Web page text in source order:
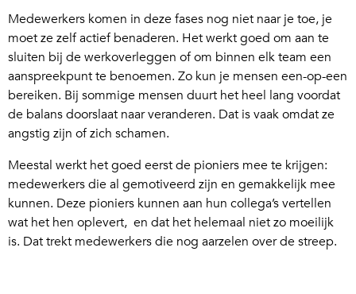
Medewerkers komen in deze fases nog niet naar je toe, je
moet ze zelf actief benaderen. Het werkt goed om aan te
sluiten bij de werkoverleggen of om binnen elk team een
aanspreekpunt te benoemen. Zo kun je mensen een-op-een
bereiken. Bij sommige mensen duurt het heel lang voordat
de balans doorslaat naar veranderen. Dat is vaak omdat ze
angstig zijn of zich schamen.
Meestal werkt het goed eerst de pioniers mee te krijgen:
medewerkers die al gemotiveerd zijn en gemakkelijk mee
kunnen. Deze pioniers kunnen aan hun collega’s vertellen
wat het hen oplevert, en dat het helemaal niet zo moeilijk
is. Dat trekt medewerkers die nog aarzelen over de streep.